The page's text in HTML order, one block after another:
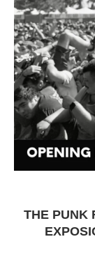
THE PUNK